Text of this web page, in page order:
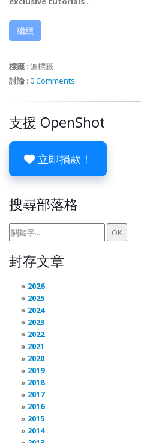
繼續
標籤 : 無標籤
討論 : 0 Comments
支援 OpenShot
立即捐款！
搜尋部落格
封存文章
2026
2025
2024
2023
2022
2021
2020
2019
2018
2017
2016
2015
2014